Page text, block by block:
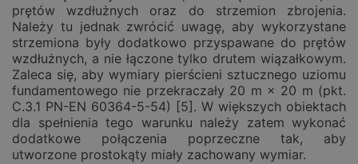
prętów wzdłużnych oraz do strzemion zbrojenia.
Należy tu jednak zwrócić uwagę, aby wykorzystane
strzemiona były dodatkowo przyspawane do prętów
wzdłużnych, a nie łączone tylko drutem wiązałkowym.
Zaleca się, aby wymiary pierścieni sztucznego uziomu
fundamentowego nie przekraczały 20 m × 20 m (pkt.
C.3.1 PN-EN 60364-5-54) [5]. W większych obiektach
dla spełnienia tego warunku należy zatem wykonać
dodatkowe połączenia poprzeczne tak, aby
utworzone prostokąty miały zachowany wymiar.